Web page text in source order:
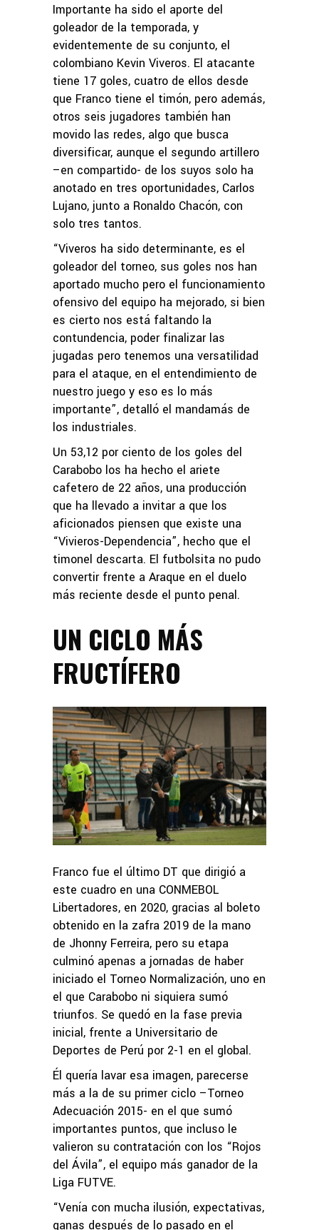
Importante ha sido el aporte del
goleador de la temporada, y
evidentemente de su conjunto, el
colombiano Kevin Viveros. El atacante
tiene 17 goles, cuatro de ellos desde
que Franco tiene el timón, pero además,
otros seis jugadores también han
movido las redes, algo que busca
diversificar, aunque el segundo artillero
–en compartido- de los suyos solo ha
anotado en tres oportunidades, Carlos
Lujano, junto a Ronaldo Chacón, con
solo tres tantos.
“Viveros ha sido determinante, es el
goleador del torneo, sus goles nos han
aportado mucho pero el funcionamiento
ofensivo del equipo ha mejorado, si bien
es cierto nos está faltando la
contundencia, poder finalizar las
jugadas pero tenemos una versatilidad
para el ataque, en el entendimiento de
nuestro juego y eso es lo más
importante”, detalló el mandamás de
los industriales.
Un 53,12 por ciento de los goles del
Carabobo los ha hecho el ariete
cafetero de 22 años, una producción
que ha llevado a invitar a que los
aficionados piensen que existe una
“Vivieros-Dependencia”, hecho que el
timonel descarta. El futbolsita no pudo
convertir frente a Araque en el duelo
más reciente desde el punto penal.
UN CICLO MÁS
FRUCTÍFERO
Franco fue el último DT que dirigió a
este cuadro en una CONMEBOL
Libertadores, en 2020, gracias al boleto
obtenido en la zafra 2019 de la mano
de Jhonny Ferreira, pero su etapa
culminó apenas a jornadas de haber
iniciado el Torneo Normalización, uno en
el que Carabobo ni siquiera sumó
triunfos. Se quedó en la fase previa
inicial, frente a Universitario de
Deportes de Perú por 2-1 en el global.
Él quería lavar esa imagen, parecerse
más a la de su primer ciclo –Torneo
Adecuación 2015- en el que sumó
importantes puntos, que incluso le
valieron su contratación con los “Rojos
del Ávila”, el equipo más ganador de la
Liga FUTVE.
“Venía con mucha ilusión, expectativas,
ganas después de lo pasado en el